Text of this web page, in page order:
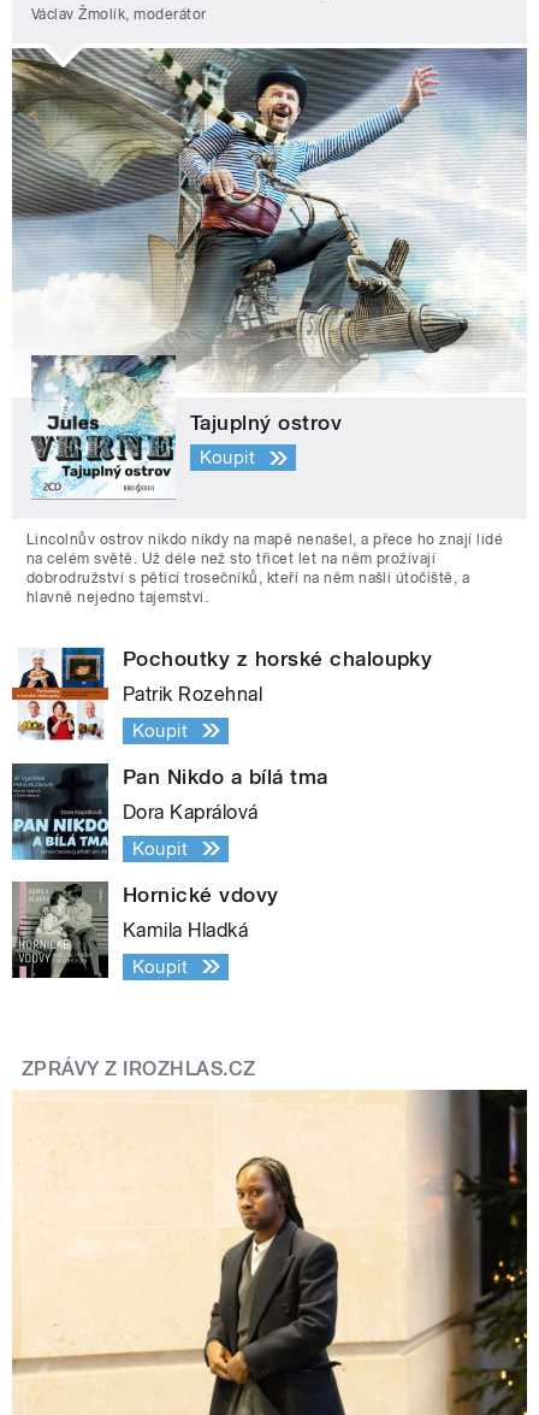
Václav Žmolík, moderátor
Tajuplný ostrov
Koupit
Lincolnův ostrov nikdo nikdy na mapě nenašel, a přece ho znají lidé
na celém světě. Už déle než sto třicet let na něm prožívají
dobrodružství s pěticí trosečníků, kteří na něm našli útočiště, a
hlavně nejedno tajemství.
Pochoutky z horské chaloupky
Patrik Rozehnal
Koupit
Pan Nikdo a bílá tma
Dora Kaprálová
Koupit
Hornické vdovy
Kamila Hladká
Koupit
ZPRÁVY Z IROZHLAS.CZ